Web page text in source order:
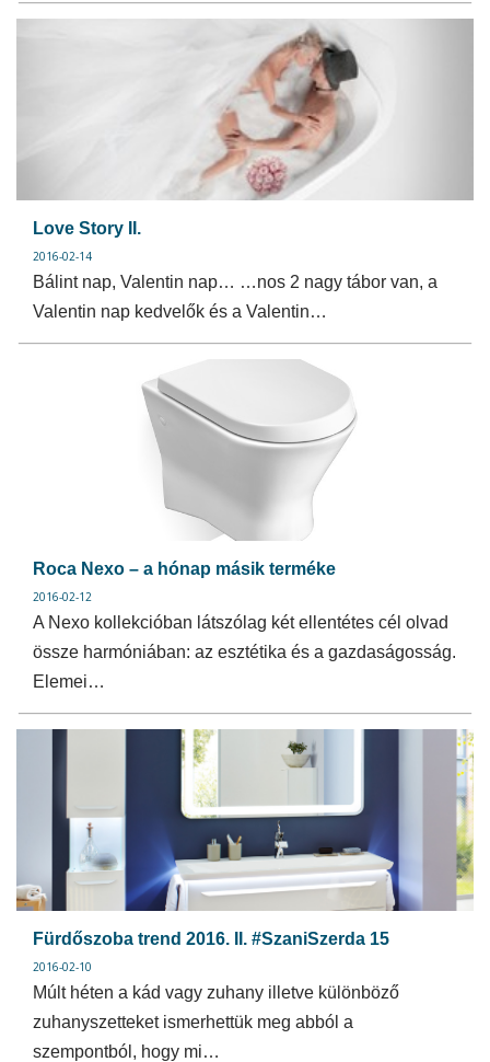
Love Story II.
2016-02-14
Bálint nap, Valentin nap… …nos 2 nagy tábor van, a
Valentin nap kedvelők és a Valentin…
Roca Nexo – a hónap másik terméke
2016-02-12
A Nexo kollekcióban látszólag két ellentétes cél olvad
össze harmóniában: az esztétika és a gazdaságosság.
Elemei…
Fürdőszoba trend 2016. II. #SzaniSzerda 15
2016-02-10
Múlt héten a kád vagy zuhany illetve különböző
zuhanyszetteket ismerhettük meg abból a
szempontból, hogy mi…